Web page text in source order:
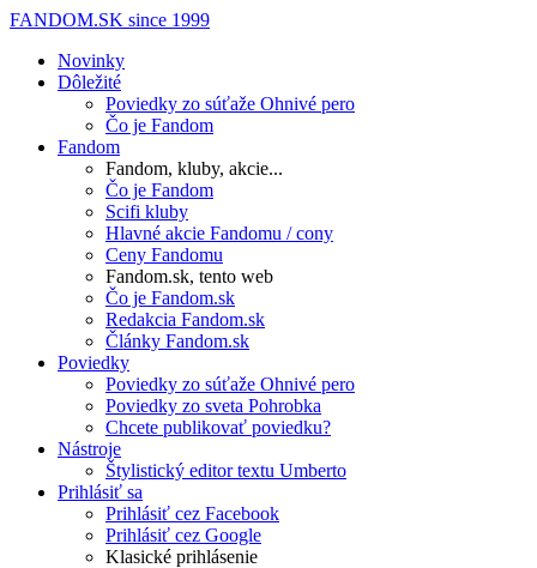
FANDOM.SK since 1999
Novinky
Dôležité
Poviedky zo súťaže Ohnivé pero
Čo je Fandom
Fandom
Fandom, kluby, akcie...
Čo je Fandom
Scifi kluby
Hlavné akcie Fandomu / cony
Ceny Fandomu
Fandom.sk, tento web
Čo je Fandom.sk
Redakcia Fandom.sk
Články Fandom.sk
Poviedky
Poviedky zo súťaže Ohnivé pero
Poviedky zo sveta Pohrobka
Chcete publikovať poviedku?
Nástroje
Štylistický editor textu Umberto
Prihlásiť sa
Prihlásiť cez Facebook
Prihlásiť cez Google
Klasické prihlásenie